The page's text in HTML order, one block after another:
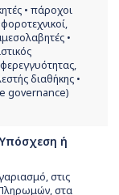
• πάροχοι
•
διαθήκης •
governance)
ή
στις
στα